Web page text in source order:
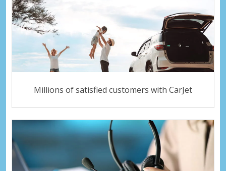
Millions of satisfied customers with CarJet